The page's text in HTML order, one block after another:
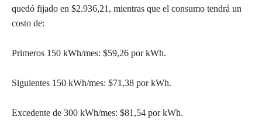
quedó fijado en $2.936,21, mientras que el consumo tendrá un
costo de:
Primeros 150 kWh/mes: $59,26 por kWh.
Siguientes 150 kWh/mes: $71,38 por kWh.
Excedente de 300 kWh/mes: $81,54 por kWh.